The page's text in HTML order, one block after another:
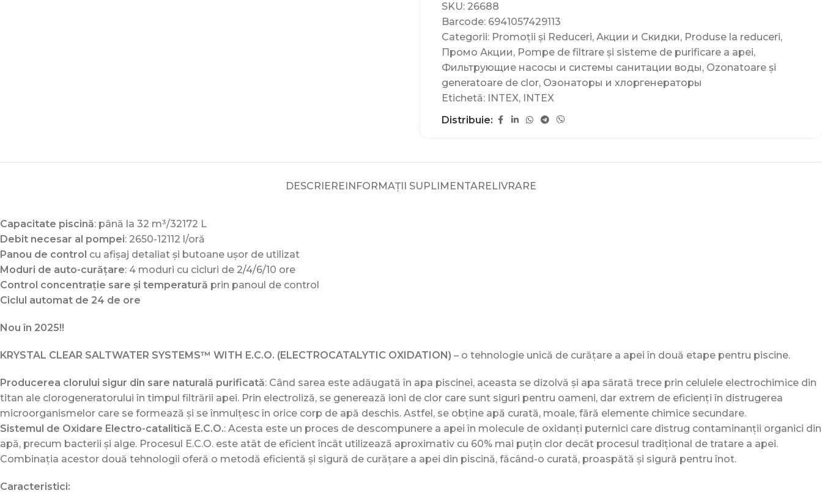
SKU: 26688
Barcode: 6941057429113
Categorii: Promoții și Reduceri, Акции и Скидки, Produse la reduceri,
Промо Акции, Pompe de filtrare și sisteme de purificare a apei,
Фильтрующие насосы и системы санитации воды, Ozonatoare și
generatoare de clor, Озонаторы и хлоргенераторы
Etichetă: INTEX, INTEX
Distribuie:
DESCRIEREINFORMAȚII SUPLIMENTARELIVRARE
Capacitate piscină: până la 32 m³/32172 L
Debit necesar al pompei: 2650-12112 l/oră
Panou de control cu afișaj detaliat și butoane ușor de utilizat
Moduri de auto-curățare: 4 moduri cu cicluri de 2/4/6/10 ore
Control concentrație sare și temperatură prin panoul de control
Ciclul automat de 24 de ore
Nou în 2025!!
KRYSTAL CLEAR SALTWATER SYSTEMS™ WITH E.C.O. (ELECTROCATALYTIC OXIDATION) – o tehnologie unică de curățare a apei în două etape pentru piscine.
Producerea clorului sigur din sare naturală purificată: Când sarea este adăugată în apa piscinei, aceasta se dizolvă și apa sărată trece prin celulele electrochimice din
titan ale clorogeneratorului în timpul filtrării apei. Prin electroliză, se generează ioni de clor care sunt siguri pentru oameni, dar extrem de eficienți în distrugerea
microorganismelor care se formează și se înmulțesc în orice corp de apă deschis. Astfel, se obține apă curată, moale, fără elemente chimice secundare.
Sistemul de Oxidare Electro-catalitică E.C.O.: Acesta este un proces de descompunere a apei în molecule de oxidanți puternici care distrug contaminanții organici din
apă, precum bacterii și alge. Procesul E.C.O. este atât de eficient încât utilizează aproximativ cu 60% mai puțin clor decât procesul tradițional de tratare a apei.
Combinația acestor două tehnologii oferă o metodă eficientă și sigură de curățare a apei din piscină, făcând-o curată, proaspătă și sigură pentru înot.
Caracteristici: